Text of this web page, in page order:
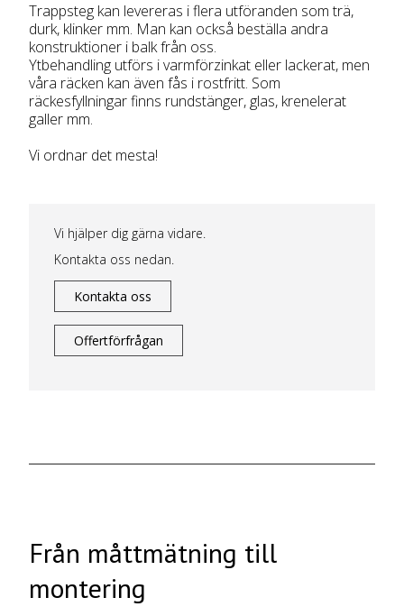
Trappsteg kan levereras i flera utföranden som trä,
durk, klinker mm. Man kan också beställa andra
konstruktioner i balk från oss.
Ytbehandling utförs i varmförzinkat eller lackerat, men
våra räcken kan även fås i rostfritt. Som
räckesfyllningar finns rundstänger, glas, krenelerat
galler mm.
Vi ordnar det mesta!
Vi hjälper dig gärna vidare.
Kontakta oss nedan.
Kontakta oss
Offertförfrågan
Från måttmätning till
montering